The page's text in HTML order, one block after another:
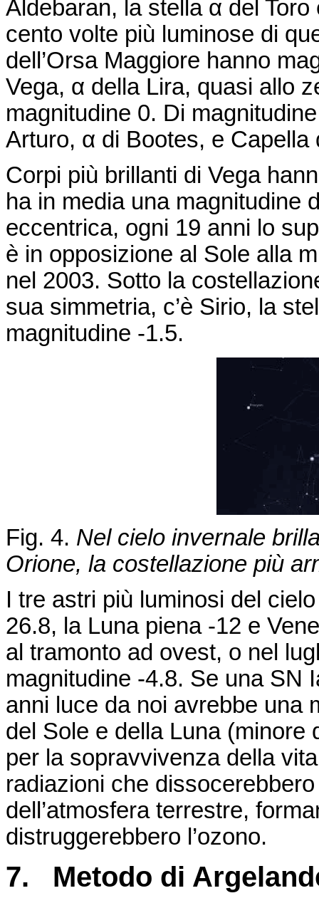
Aldebaran, la stella α del
cento volte più luminose di
dell’Orsa Maggiore hanno
Vega, α della Lira, quasi allo
magnitudine 0. Di
Arturo, α di Bootes, e Capella
Corpi più brillanti di Vega
ha in media una magnitudine
eccentrica, ogni 19 anni lo
è in opposizione al Sole alla
nel 2003. Sotto la
sua simmetria, c’è Sirio, la
magnitudine -1.5.
Fig. 4. Nel cielo invernale
Orione, la costellazione più
I tre astri più luminosi del
26.8, la Luna piena -12 e
al tramonto ad ovest, o nel
magnitudine -4.8. Se una SN
anni luce da noi avrebbe una
del Sole e della Luna (minore
per la sopravvivenza della
radiazioni che
dell’atmosfera terrestre,
distruggerebbero l’ozono.
7. Metodo di